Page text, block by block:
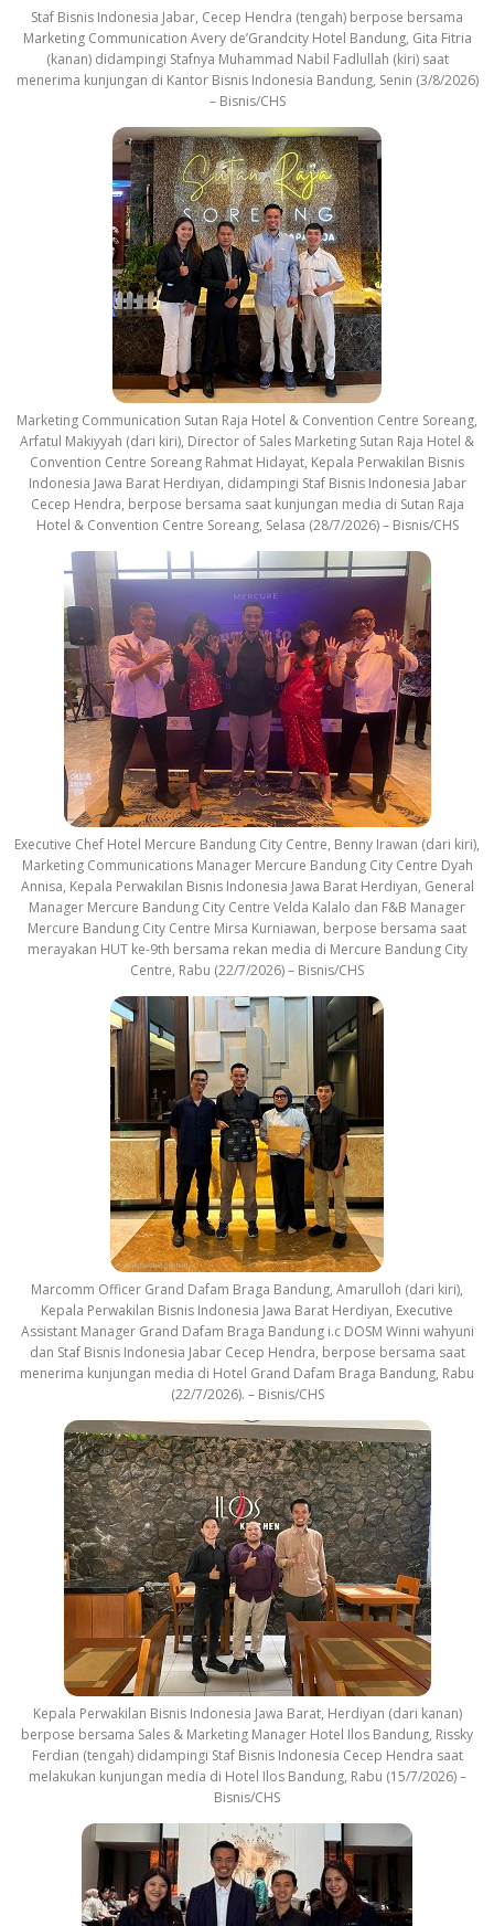
Staf Bisnis Indonesia Jabar, Cecep Hendra (tengah) berpose bersama
Marketing Communication Avery de’Grandcity Hotel Bandung, Gita Fitria
(kanan) didampingi Stafnya Muhammad Nabil Fadlullah (kiri) saat
menerima kunjungan di Kantor Bisnis Indonesia Bandung, Senin (3/8/2026)
– Bisnis/CHS
Marketing Communication Sutan Raja Hotel & Convention Centre Soreang,
Arfatul Makiyyah (dari kiri), Director of Sales Marketing Sutan Raja Hotel &
Convention Centre Soreang Rahmat Hidayat, Kepala Perwakilan Bisnis
Indonesia Jawa Barat Herdiyan, didampingi Staf Bisnis Indonesia Jabar
Cecep Hendra, berpose bersama saat kunjungan media di Sutan Raja
Hotel & Convention Centre Soreang, Selasa (28/7/2026) – Bisnis/CHS
Executive Chef Hotel Mercure Bandung City Centre, Benny Irawan (dari kiri),
Marketing Communications Manager Mercure Bandung City Centre Dyah
Annisa, Kepala Perwakilan Bisnis Indonesia Jawa Barat Herdiyan, General
Manager Mercure Bandung City Centre Velda Kalalo dan F&B Manager
Mercure Bandung City Centre Mirsa Kurniawan, berpose bersama saat
merayakan HUT ke-9th bersama rekan media di Mercure Bandung City
Centre, Rabu (22/7/2026) – Bisnis/CHS
Marcomm Officer Grand Dafam Braga Bandung, Amarulloh (dari kiri),
Kepala Perwakilan Bisnis Indonesia Jawa Barat Herdiyan, Executive
Assistant Manager Grand Dafam Braga Bandung i.c DOSM Winni wahyuni
dan Staf Bisnis Indonesia Jabar Cecep Hendra, berpose bersama saat
menerima kunjungan media di Hotel Grand Dafam Braga Bandung, Rabu
(22/7/2026). – Bisnis/CHS
Kepala Perwakilan Bisnis Indonesia Jawa Barat, Herdiyan (dari kanan)
berpose bersama Sales & Marketing Manager Hotel Ilos Bandung, Rissky
Ferdian (tengah) didampingi Staf Bisnis Indonesia Cecep Hendra saat
melakukan kunjungan media di Hotel Ilos Bandung, Rabu (15/7/2026) –
Bisnis/CHS